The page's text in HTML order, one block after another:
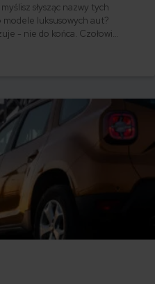
słysząc nazwy tych
luksusowych aut?
- nie do końca. Czołowi
przed szereg zajmując się